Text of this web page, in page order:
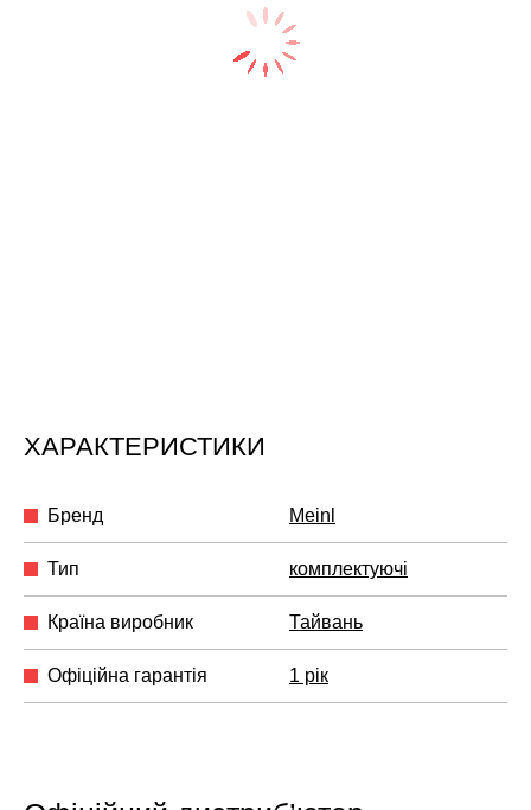
ХАРАКТЕРИСТИКИ
Бренд Meinl
Тип комплектуючі
Країна виробник Тайвань
Офіційна гарантія 1 рік